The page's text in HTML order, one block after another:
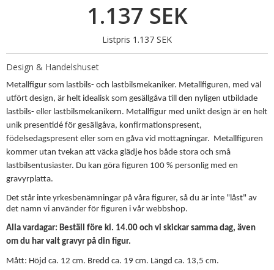
1.137 SEK
Listpris 1.137 SEK
Design & Handelshuset
Metallfigur som lastbils- och lastbilsmekaniker. Metallfiguren, med väl
utfört design, är helt idealisk som gesällgåva till den nyligen utbildade
lastbils- eller lastbilsmekanikern. Metallfigur med unikt design är en helt
unik presentidé för gesällgåva, konfirmationspresent,
födelsedagspresent eller som en gåva vid mottagningar. Metallfiguren
kommer utan tvekan att väcka glädje hos både stora och små
lastbilsentusiaster. Du kan göra figuren 100 % personlig med en
gravyrplatta.
Det står inte yrkesbenämningar på våra figurer, så du är inte "låst" av
det namn vi använder för figuren i vår webbshop.
Alla vardagar: Beställ före kl. 14.00 och vi skickar samma dag, även
om du har valt gravyr på din figur.
Mått: Höjd ca. 12 cm. Bredd ca. 19 cm. Längd ca. 13,5 cm.